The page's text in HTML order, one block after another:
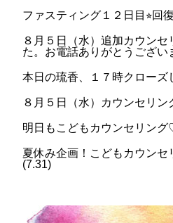
ファスティング１２日目⭐︎回
８月５日（水）追加カウンセ
た。お電話ありがとうござい
本日の琉香、１７時クローズ
８月５日（水）カウンセリン
明日もこどもカウンセリン
夏休み企画！こどもカウンセ
(7.31)